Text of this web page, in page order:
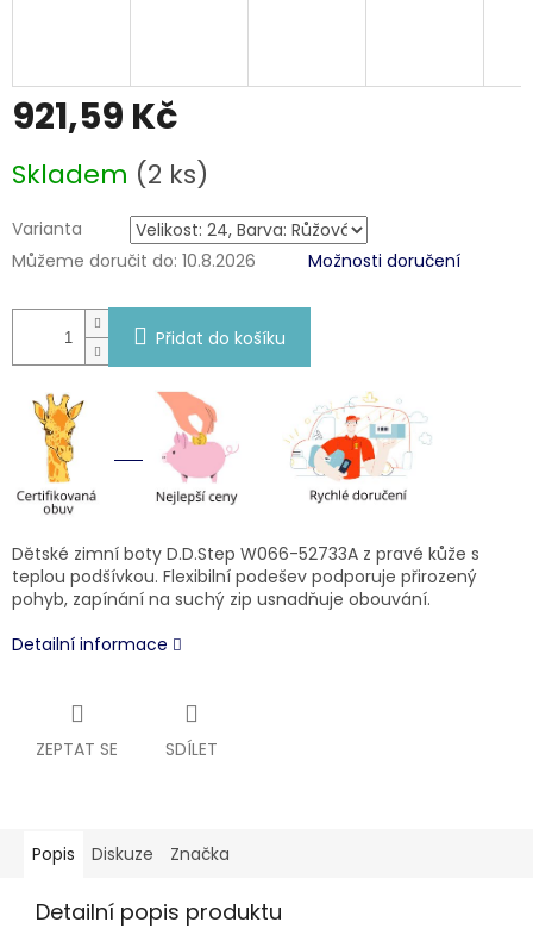
921,59 Kč
cena:
Skladem (2 ks)
Varianta
Můžeme doručit do: 10.8.2026 Možnosti doručení
Přidat do košíku
Dětské zimní boty D.D.Step W066-52733A z pravé kůže s
teplou podšívkou. Flexibilní podešev podporuje přirozený
pohyb, zapínání na suchý zip usnadňuje obouvání.
Detailní informace
ZEPTAT SE SDÍLET
Popis Diskuze Značka
Detailní popis produktu